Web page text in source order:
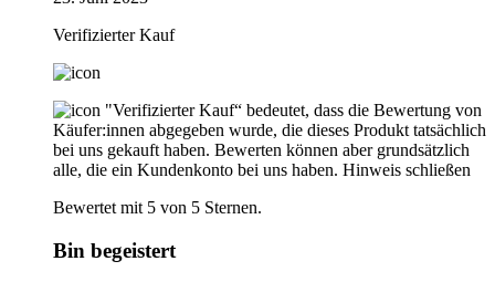
Verifizierter Kauf
"Verifizierter Kauf“ bedeutet, dass die Bewertung von
Käufer:innen abgegeben wurde, die dieses Produkt tatsächlich
bei uns gekauft haben. Bewerten können aber grundsätzlich
alle, die ein Kundenkonto bei uns haben. Hinweis schließen
Bewertet mit 5 von 5 Sternen.
Bin begeistert